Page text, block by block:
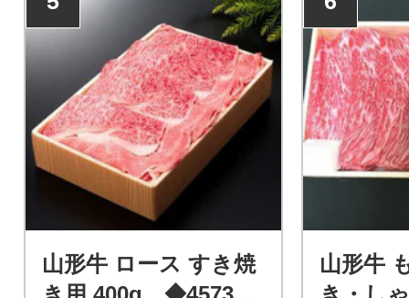
山形牛 ロース すき焼
山形牛